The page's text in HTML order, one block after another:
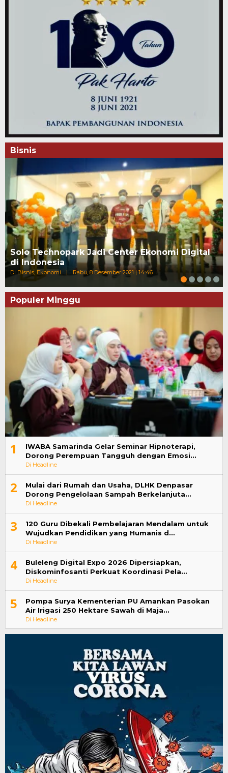
Bisnis
Solo Technopark Jadi Center Ekonomi Digital
di Indonesia
Di Bisnis, Ekonomi | Rabu, 8 Desember 2021 | 14:46
Populer Minggu
1
IWABA Samarinda Gelar Seminar Hipnoterapi,
Dorong Perempuan Tangguh dengan Emosi…
Di Headline
2
Mulai dari Rumah dan Usaha, DLHK Denpasar
Dorong Pengelolaan Sampah Berkelanjuta…
Di Headline
3
120 Guru Dibekali Pembelajaran Mendalam untuk
Wujudkan Pendidikan yang Humanis d…
Di Headline
4
Buleleng Digital Expo 2026 Dipersiapkan,
Diskominfosanti Perkuat Koordinasi Pela…
Di Headline
5
Pompa Surya Kementerian PU Amankan Pasokan
Air Irigasi 250 Hektare Sawah di Maja…
Di Headline